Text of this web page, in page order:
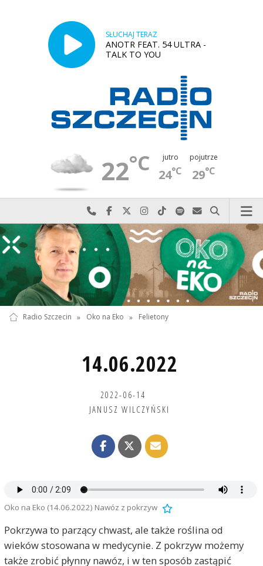
SŁUCHAJ TERAZ
ANOTR FEAT. 54 ULTRA -
TALK TO YOU
22°C jutro
24°C
pojutrze
29°C
Najlepiej po prostu do nas zadzwoń
Odwiedź nas na Facebook-u
Odwiedź nas na X
Odwiedź nas na Instagram-ie
Odwiedź nas na TikTok-u
Szukaj nas na Spotify
Wyślij do nas
Szukaj
Radio Szczecin » Oko na Eko » Felietony
14.06.2022
2022-06-14
JANUSZ WILCZYŃSKI
Oko na Eko (14.06.2022) Nawóz z pokrzyw
Pokrzywa to parzący chwast, ale także roślina od
wieków stosowana w medycynie. Z pokrzyw możemy
także zrobić płynny nawóz, i w ten sposób zastąpić